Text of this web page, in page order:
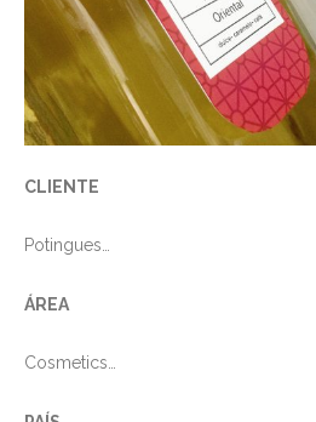
CLIENTE
Potingues
ÁREA
Cosmetics